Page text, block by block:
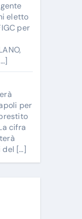
eletto
per
per
cifra
del […]